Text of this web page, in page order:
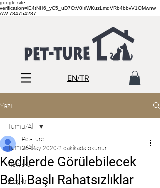
google-site-
verification=lE4tNH6_yC5_uD7CtV0IriWKuzLmqVRb4bbvV1OMwnw
AW-784754287
EN/TR
Yazı
Tümü/All
News-tr
Blog-tr
Tümü/All
Kedilerde Görülebilecek
Belli Başlı Rahatsızlıklar
Pet-Ture
26 May 2020 2 dakikada okunur